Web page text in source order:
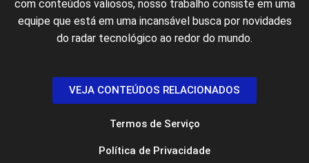
com conteúdos valiosos, nosso trabalho consiste em uma
equipe que está em uma incansável busca por novidades
do radar tecnológico ao redor do mundo.
VEJA CONTEÚDOS RELACIONADOS
Termos de Serviço
Política de Privacidade